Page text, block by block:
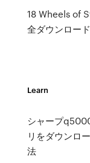
18 Wheels of
全ダウンロード
Learn
シャープ
リをダウンロ
法